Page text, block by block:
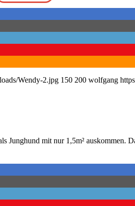
Wendy-2.jpg 150 200 wolfgang
Junghund mit nur 1,5m²